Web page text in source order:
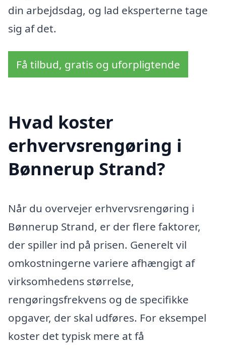
din arbejdsdag, og lad eksperterne tage
sig af det.
Få tilbud, gratis og uforpligtende
Hvad koster
erhvervsrengøring i
Bønnerup Strand?
Når du overvejer erhvervsrengøring i
Bønnerup Strand, er der flere faktorer,
der spiller ind på prisen. Generelt vil
omkostningerne variere afhængigt af
virksomhedens størrelse,
rengøringsfrekvens og de specifikke
opgaver, der skal udføres. For eksempel
koster det typisk mere at få